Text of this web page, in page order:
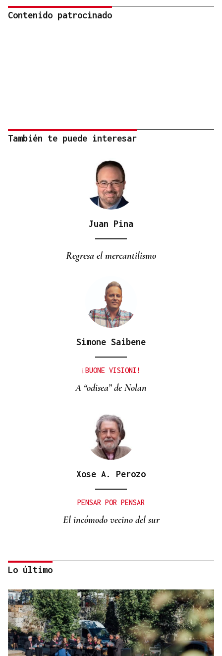
Contenido patrocinado
También te puede interesar
Juan Pina
Regresa el mercantilismo
Simone Saibene
¡BUONE VISIONI!
A “odisea” de Nolan
Xose A. Perozo
PENSAR POR PENSAR
El incómodo vecino del sur
Fernando Ramos
¿Quién miente: Marlaska o Margarita Robles?
Lo último